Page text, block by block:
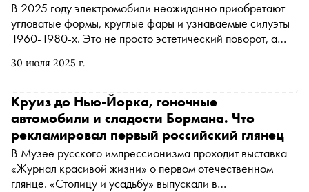
30 июля 2025 г.
В 2025 году электромобили неожиданно приобретают
угловатые формы, круглые фары и узнаваемые силуэты
1960-1980-х. Это не просто эстетический поворот, а
технологий. Люди ищут стабильность — и находят ее в
зарядных станций для электромобилей Artis, объясняет,
почему автопроизводители делают ставку на
ностальгию, какие модели в такой стилистике уже
появились на рынке и как этот тренд меняет индустрию
Круиз до Нью-Йорка, гоночные
автомобили и сладости Бормана. Что
рекламировал первый российский глянец
В Музее русского импрессионизма проходит выставка
«Журнал красивой жизни» о первом отечественном
глянце. «Столицу и усадьбу» выпускали в